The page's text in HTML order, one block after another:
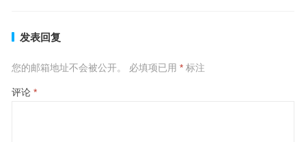
发表回复
您的邮箱地址不会被公开。 必填项已用 *标注
评论 *